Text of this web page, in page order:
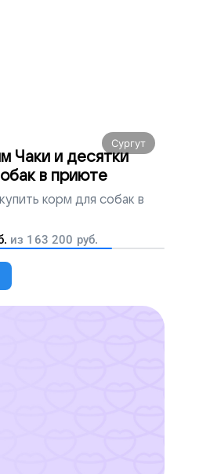
Сургут
Чаки и десятки
в приюте
купить корм для собак в
из 163 200 руб.